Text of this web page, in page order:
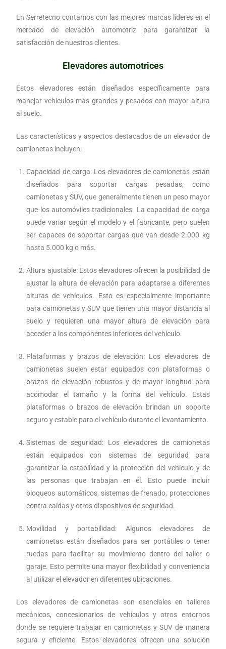
En Serretecno contamos con las mejores marcas líderes en el
mercado de elevación automotriz para garantizar la
satisfacción de nuestros clientes.
Elevadores automotrices
Estos elevadores están diseñados específicamente para
manejar vehículos más grandes y pesados con mayor altura
al suelo.
Las características y aspectos destacados de un elevador de
camionetas incluyen:
Capacidad de carga: Los elevadores de camionetas están
diseñados para soportar cargas pesadas, como
camionetas y SUV, que generalmente tienen un peso mayor
que los automóviles tradicionales. La capacidad de carga
puede variar según el modelo y el fabricante, pero suelen
ser capaces de soportar cargas que van desde 2.000 kg
hasta 5.000 kg o más.
Altura ajustable: Estos elevadores ofrecen la posibilidad de
ajustar la altura de elevación para adaptarse a diferentes
alturas de vehículos. Esto es especialmente importante
para camionetas y SUV que tienen una mayor distancia al
suelo y requieren una mayor altura de elevación para
acceder a los componentes inferiores del vehículo.
Plataformas y brazos de elevación: Los elevadores de
camionetas suelen estar equipados con plataformas o
brazos de elevación robustos y de mayor longitud para
acomodar el tamaño y la forma del vehículo. Estas
plataformas o brazos de elevación brindan un soporte
seguro y estable para el vehículo durante el levantamiento.
Sistemas de seguridad: Los elevadores de camionetas
están equipados con sistemas de seguridad para
garantizar la estabilidad y la protección del vehículo y de
las personas que trabajan en él. Esto puede incluir
bloqueos automáticos, sistemas de frenado, protecciones
contra caídas y otros dispositivos de seguridad.
Movilidad y portabilidad: Algunos elevadores de
camionetas están diseñados para ser portátiles o tener
ruedas para facilitar su movimiento dentro del taller o
garaje. Esto permite una mayor flexibilidad y conveniencia
al utilizar el elevador en diferentes ubicaciones.
Los elevadores de camionetas son esenciales en talleres
mecánicos, concesionarios de vehículos y otros entornos
donde se requiere trabajar en camionetas y SUV de manera
segura y eficiente. Estos elevadores ofrecen una solución